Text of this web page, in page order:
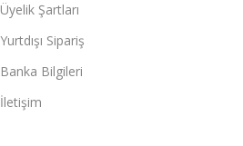
Üyelik Şartları
Yurtdışı Sipariş
Banka Bilgileri
İletişim